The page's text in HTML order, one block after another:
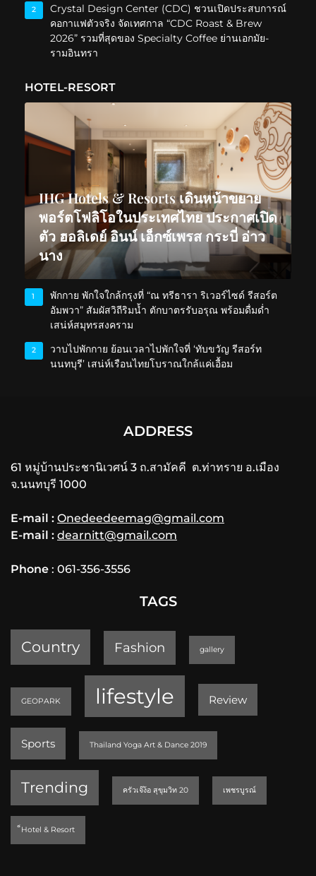
2
Crystal Design Center (CDC) ชวนเปิดประสบการณ์
คอกาแฟตัวจริง จัดเทศกาล “CDC Roast & Brew
2026” รวมที่สุดของ Specialty Coffee ย่านเอกมัย-
รามอินทรา
HOTEL-RESORT
IHG Hotels & Resorts เดินหน้าขยาย
พอร์ตโฟลิโอในประเทศไทย ประกาศเปิด
ตัว ฮอลิเดย์ อินน์ เอ็กซ์เพรส กระบี่ อ่าว
นาง
1
พักกาย พักใจใกล้กรุงที่ “ณ ทรีธารา ริเวอร์ไซด์ รีสอร์ต
อัมพวา” สัมผัสวิถีริมน้ำ ตักบาตรรับอรุณ พร้อมดื่มด่ำ
เสน่ห์สมุทรสงคราม
2
วาบไปพักกาย ย้อนเวลาไปพักใจที่ ‘ทับขวัญ รีสอร์ท
นนทบุรี’ เสน่ห์เรือนไทยโบราณใกล้แค่เอื้อม
ADDRESS
61 หมู่บ้านประชานิเวศน์ 3 ถ.สามัคคี ต.ท่าทราย อ.เมือง
จ.นนทบุรี 1000
E-mail : Onedeedeemag@gmail.com
E-mail : dearnitt@gmail.com
Phone : 061-356-3556
TAGS
Country Fashion gallery
GEOPARK lifestyle Review
Sports Thailand Yoga Art & Dance 2019
Trending ครัวเจ๊ง้อ สุขุมวิท 20 เพชรบูรณ์
็Hotel & Resort